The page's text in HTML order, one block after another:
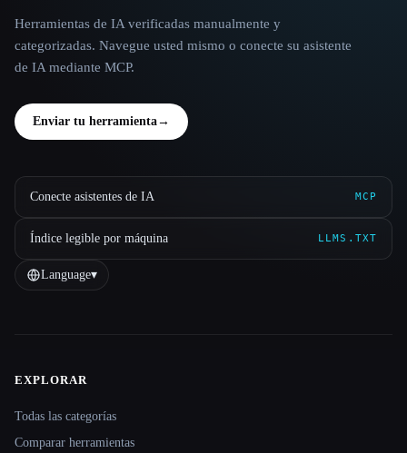
Herramientas de IA verificadas manualmente y
categorizadas. Navegue usted mismo o conecte su asistente
de IA mediante MCP.
Enviar tu herramienta→
Conecte asistentes de IA MCP
Índice legible por máquina LLMS.TXT
Language▾
Site navigation
EXPLORAR
Todas las categorías
Comparar herramientas